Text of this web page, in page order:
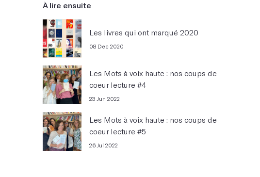
À lire ensuite
Les livres qui ont marqué 2020
08 Dec 2020
Les Mots à voix haute : nos coups de
coeur lecture #4
23 Jun 2022
Les Mots à voix haute : nos coups de
coeur lecture #5
26 Jul 2022